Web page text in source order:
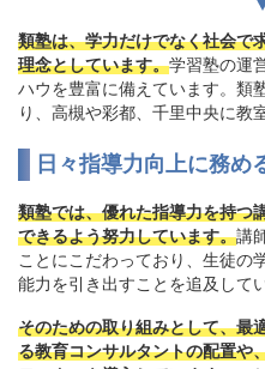
類塾は、学力だけでなく社会で
理念としています。学習塾の運
ハウを豊富に備えています。類
り、高槻や彩都、千里中央に教
日々指導力向上に務め
類塾では、優れた指導力を持つ
できるよう努力しています。講
ことにこだわっており、生徒の
能力を引き出すことを追及して
そのための取り組みとして、最
る教育コンサルタントの配置や